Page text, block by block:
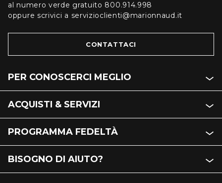
al numero verde gratuito 800.914.998
oppure scrivici a servizioclienti@marionnaud.it
CONTATTACI
PER CONOSCERCI MEGLIO
ACQUISTI & SERVIZI
PROGRAMMA FEDELTÀ
BISOGNO DI AIUTO?